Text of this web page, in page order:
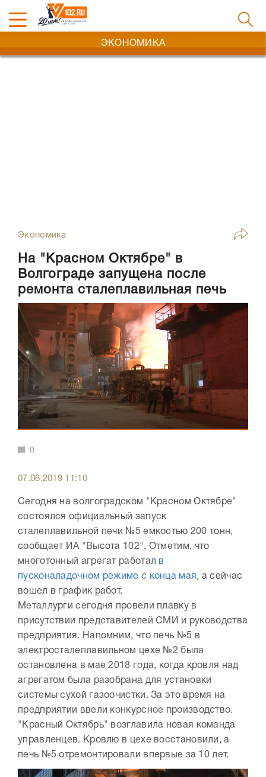
ЭКОНОМИКА
Экономика
На "Красном Октябре" в
Волгограде запущена после
ремонта сталеплавильная печь
0
07.06.2019 11:10
Сегодня на волгоградском "Красном Октябре"
состоялся официальный запуск
сталеплавильной печи №5 емкостью 200 тонн,
сообщает ИА "Высота 102". Отметим, что
многотонный агрегат работал в
пусконаладочном режиме с конца мая , а сейчас
вошел в график работ.
Металлурги сегодня провели плавку в
присутствии представителей СМИ и руководства
предприятия. Напомним, что печь №5 в
электросталеплавильном цехе №2 была
остановлена в мае 2018 года, когда кровля над
агрегатом была разобрана для установки
системы сухой газоочистки. За это время на
предприятии ввели конкурсное производство.
"Красный Октябрь" возглавила новая команда
управленцев. Кровлю в цехе восстановили, а
печь №5 отремонтировали впервые за 10 лет.